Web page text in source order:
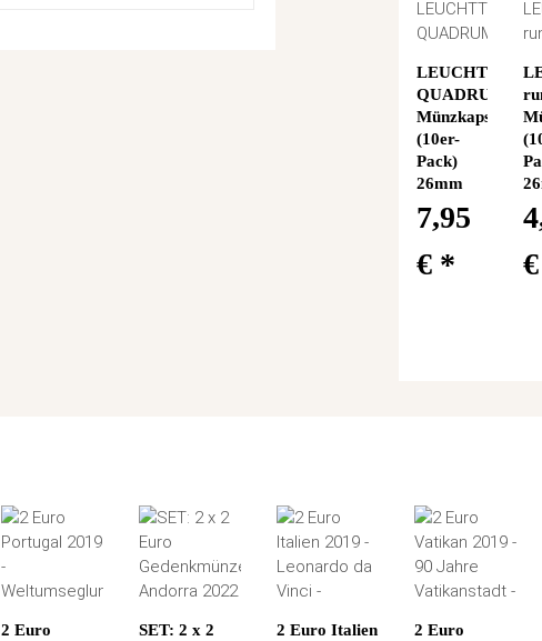
LEUCHTTURM
QUADRUM
Münzkapseln
(10er-
Pack)
26mm
7,95
€ *
€
2 Euro
SET: 2 x 2
2 Euro Italien
2 Euro